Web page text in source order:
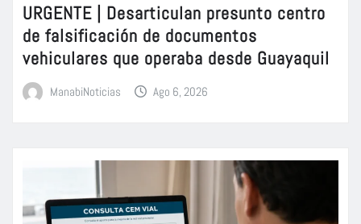
URGENTE | Desarticulan presunto centro
de falsificación de documentos
vehiculares que operaba desde Guayaquil
ManabiNoticias Ago 6, 2026